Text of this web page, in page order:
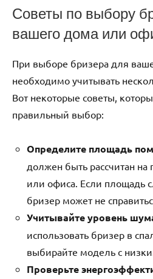
Советы по выбору
вашего дома или
При выборе бризера для
необходимо учитывать
Вот некоторые советы,
правильный выбор:
Определите площадь
должен быть рассчитан
или офиса. Если площадь
бризер может не
Учитывайте уровень
использовать бризер в
выбирайте модель с
Проверьте